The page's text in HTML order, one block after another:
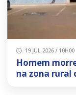
19 JUL 2026 / 10H00
Homem
na zona rural